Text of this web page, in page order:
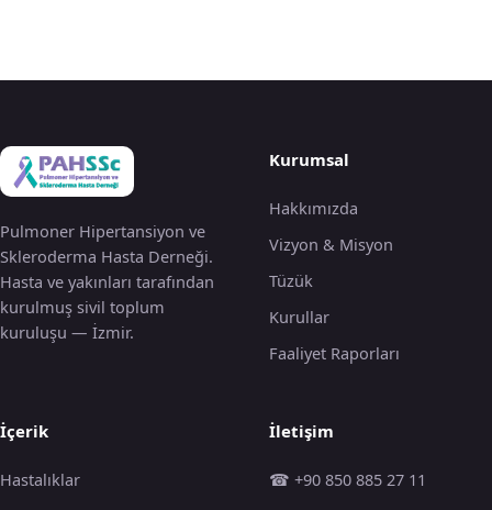
Pulmoner Hipertansiyon ve
Skleroderma Hasta Derneği.
Hasta ve yakınları tarafından
kurulmuş sivil toplum
kuruluşu — İzmir.
Kurumsal
Hakkımızda
Vizyon & Misyon
Tüzük
Kurullar
Faaliyet Raporları
İçerik
Hastalıklar
İletişim
☎ +90 850 885 27 11